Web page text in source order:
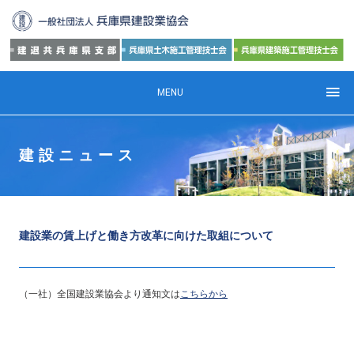
MENU
建設ニュース
建設業の賃上げと働き方改革に向けた取組について
（一社）全国建設業協会より通知文はこちらから